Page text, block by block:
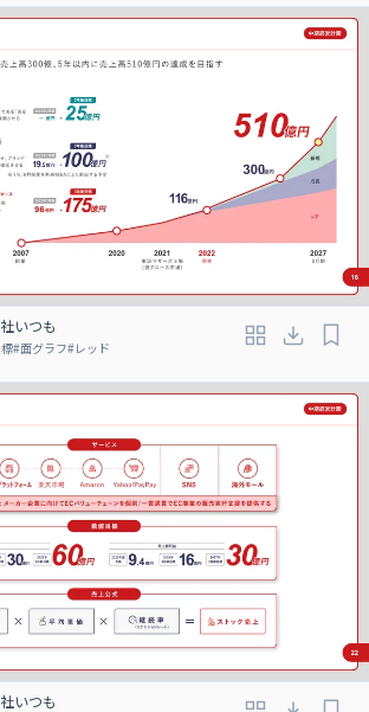
いつも
#面グラフ#レッド
いつも